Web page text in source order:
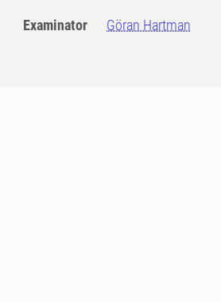
Examinator Göran Hartman